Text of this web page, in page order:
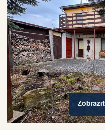
Zobrazit